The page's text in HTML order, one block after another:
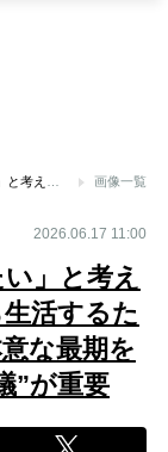
画像一覧
2026.06.17 11:00
」と考え
活するた
な最期を
”が重要